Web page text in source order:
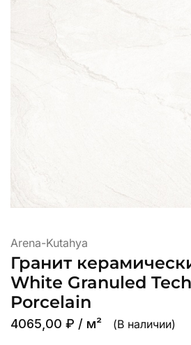
Arena-Kutahya
Гранит
White Granuled
Porcelain
4065,00 ₽ / м² (В наличии)